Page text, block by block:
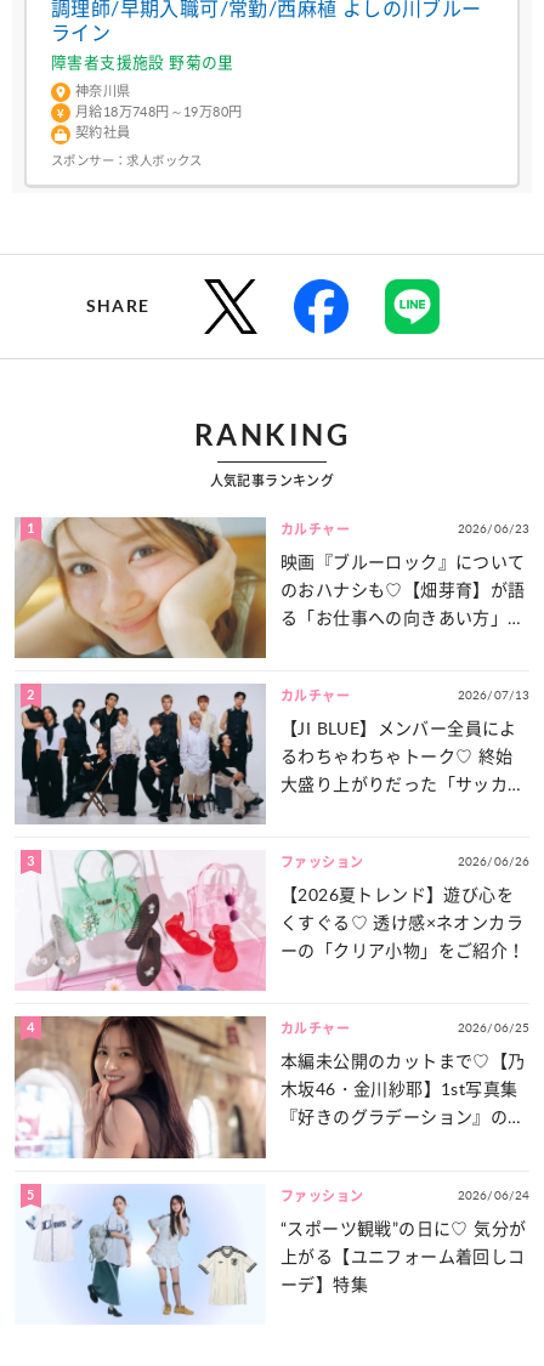
調理師/早期入職可/常勤/西麻植 よしの川ブルー
ライン
障害者支援施設 野菊の里
神奈川県
月給18万748円～19万80円
契約社員
スポンサー：求人ボックス
SHARE
RANKING
人気記事ランキング
1 カルチャー 2026/06/23
映画『ブルーロック』について
のおハナシも♡【畑芽育】が語
る「お仕事への向きあい方」と
2 カルチャー 2026/07/13
【JI BLUE】メンバー全員によ
るわちゃわちゃトーク♡ 終始
大盛り上がりだった「サッカー
3 ファッション 2026/06/26
【2026夏トレンド】遊び心を
くすぐる♡ 透け感×ネオンカラ
ーの「クリア小物」をご紹介！
4 カルチャー 2026/06/25
本編未公開のカットまで♡【乃
木坂46・金川紗耶】1st写真集
『好きのグラデーション』の魅
5 ファッション 2026/06/24
“スポーツ観戦”の日に♡ 気分が
上がる【ユニフォーム着回しコ
ーデ】特集